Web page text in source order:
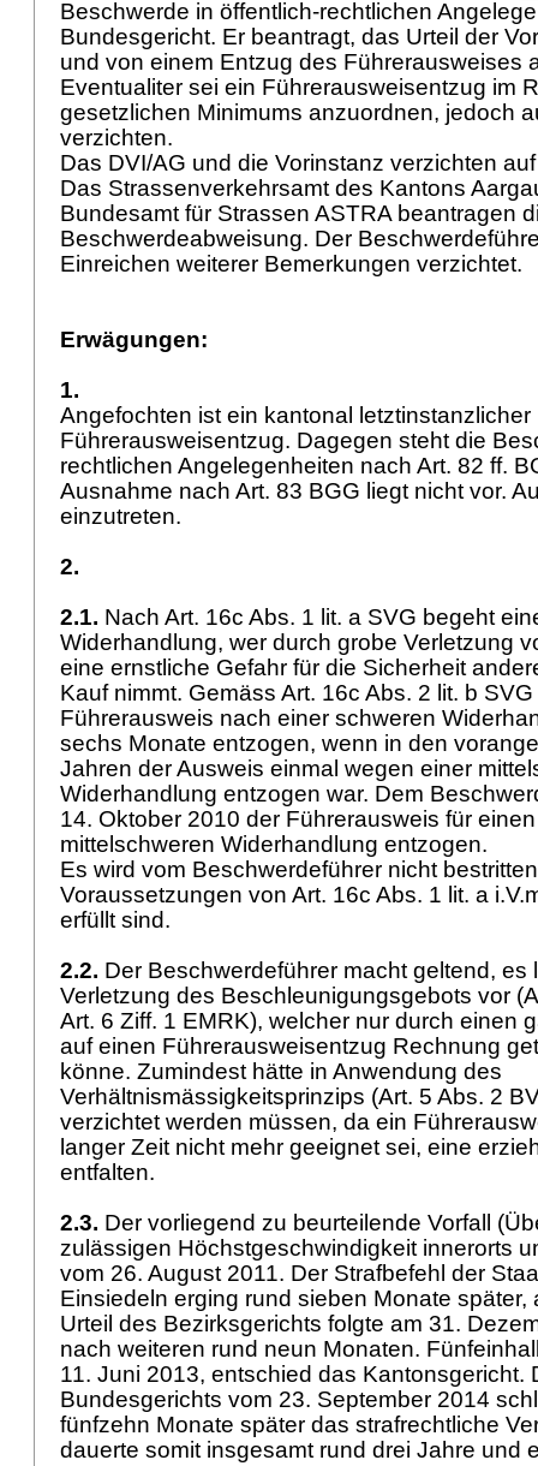
Beschwerde in öffentlich-rechtlichen
Bundesgericht. Er beantragt, das Urteil der
und von einem Entzug des Führerausweises
Eventualiter sei ein Führerausweisentzug im
gesetzlichen Minimums anzuordnen, jedoch
verzichten.
Das DVI/AG und die Vorinstanz verzichten
Das Strassenverkehrsamt des Kantons
Bundesamt für Strassen ASTRA beantragen
Beschwerdeabweisung. Der
Einreichen weiterer Bemerkungen verzichtet.
Erwägungen:
1.
Angefochten ist ein kantonal
Führerausweisentzug. Dagegen steht die
rechtlichen Angelegenheiten nach Art. 82 ff.
Ausnahme nach Art. 83 BGG liegt nicht vor.
einzutreten.
2.
2.1. Nach Art. 16c Abs. 1 lit. a SVG begeht
Widerhandlung, wer durch grobe Verletzung
eine ernstliche Gefahr für die Sicherheit
Kauf nimmt. Gemäss Art. 16c Abs. 2 lit. b SVG
Führerausweis nach einer schweren
sechs Monate entzogen, wenn in den
Jahren der Ausweis einmal wegen einer
Widerhandlung entzogen war. Dem
14. Oktober 2010 der Führerausweis für
mittelschweren Widerhandlung entzogen.
Es wird vom Beschwerdeführer nicht
Voraussetzungen von Art. 16c Abs. 1 lit. a
erfüllt sind.
2.2. Der Beschwerdeführer macht geltend, es
Verletzung des Beschleunigungsgebots vor (
Art. 6 Ziff. 1 EMRK), welcher nur durch einen
auf einen Führerausweisentzug Rechnung
könne. Zumindest hätte in Anwendung des
Verhältnismässigkeitsprinzips (Art. 5 Abs. 2
verzichtet werden müssen, da ein
langer Zeit nicht mehr geeignet sei, eine
entfalten.
2.3. Der vorliegend zu beurteilende Vorfall
zulässigen Höchstgeschwindigkeit innerorts
vom 26. August 2011. Der Strafbefehl der
Einsiedeln erging rund sieben Monate später,
Urteil des Bezirksgerichts folgte am 31.
nach weiteren rund neun Monaten.
11. Juni 2013, entschied das Kantonsgericht.
Bundesgerichts vom 23. September 2014
fünfzehn Monate später das strafrechtliche
dauerte somit insgesamt rund drei Jahre und